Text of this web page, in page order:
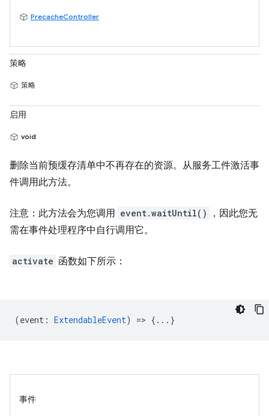
PrecacheController
策略
策略
启用
void
删除当前预缓存清单中不再存在的资源。从服务工件激活事
件调用此方法。
注意：此方法会为您调用 event.waitUntil()
，因此您无
需在事件处理程序中自行调用它。
activate 函数如下所示：
(event : ExtendableEvent) => {...}
事件